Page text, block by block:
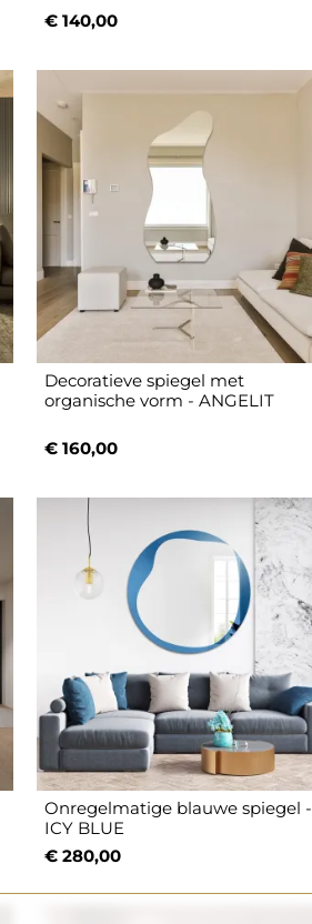
€ 140,00
Decoratieve spiegel met
organische vorm - ANGELIT
€ 160,00
Onregelmatige blauwe spiegel -
ICY BLUE
€ 280,00